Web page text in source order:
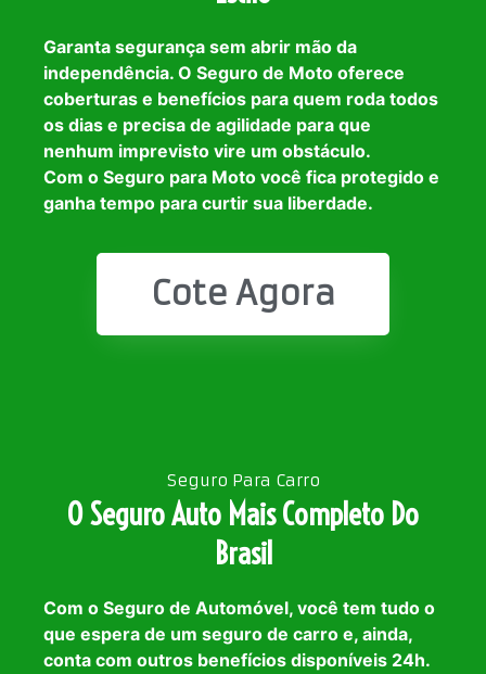
Garanta segurança sem abrir mão da
independência. O Seguro de Moto oferece
coberturas e benefícios para quem roda todos
os dias e precisa de agilidade para que
nenhum imprevisto vire um obstáculo.
Com o Seguro para Moto você fica protegido e
ganha tempo para curtir sua liberdade.
Cote Agora
Seguro Para Carro
O Seguro Auto Mais Completo Do
Brasil
Com o Seguro de Automóvel, você tem tudo o
que espera de um seguro de carro e, ainda,
conta com outros benefícios disponíveis 24h.